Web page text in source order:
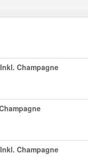
Champagne
Champagne